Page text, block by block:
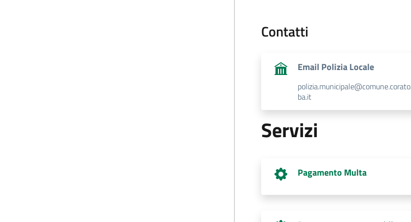
Contatti
Email Polizia Locale
ba.it
Servizi
Pagamento Multa